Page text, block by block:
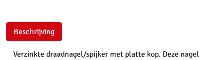
Beschrijving
Verzinkte draadnagel/spijker met platte kop. Deze nagel